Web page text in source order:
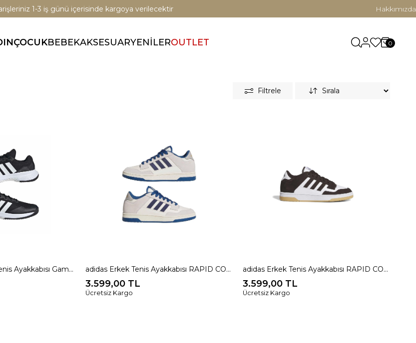
1-3 iş günü içerisinde kargoya verilecektir Hakkımızda
ÇOCUKBEBEKAKSESUARYENİLEROUTLET 0
Filtrele
adidas Erkek Siyah Tenis Ayakkabısı GameCourt 2 M KI0780 adidas Erkek Tenis Ayakkabısı RAPID COURT LOW JS2216
3.599,00 TL
Ücretsiz Kargo
adidas Erkek Tenis Ayakkabısı RAPID COURT LOW JS2209
3.599,00 TL
Ücretsiz Kargo